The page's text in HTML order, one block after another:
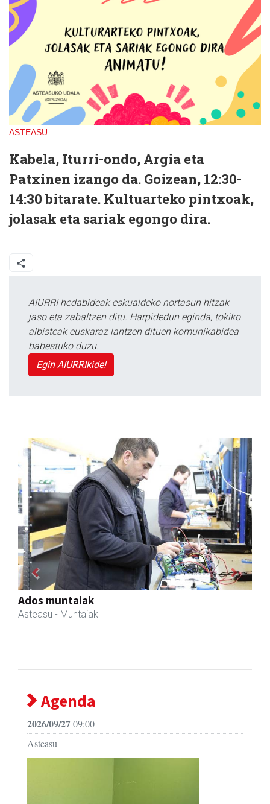
ASTEASU
Kabela, Iturri-ondo, Argia eta
Patxinen izango da. Goizean, 12:30-
14:30 bitarate. Kultuarteko pintxoak,
jolasak eta sariak egongo dira.
AIURRI hedabideak eskualdeko nortasun hitzak
jaso eta zabaltzen ditu. Harpidedun eginda, tokiko
albisteak euskaraz lantzen dituen komunikabidea
babestuko duzu.
Egin AIURRIkide!
Javier Iraola harategia
Asteasu - Harategiak
Previous Next
Agenda
2026/09/2709:00
Asteasu